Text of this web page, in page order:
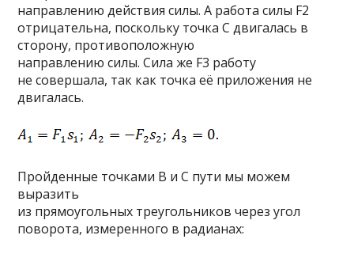
направлению действия силы. А работа силы F2
отрицательна, поскольку точка С двигалась в
сторону, противоположную
направлению силы. Сила же F3 работу
не совершала, так как точка её приложения не
двигалась.
Пройденные точками В и С пути мы можем
выразить
из прямоугольных треугольников через угол
поворота, измеренного в радианах: